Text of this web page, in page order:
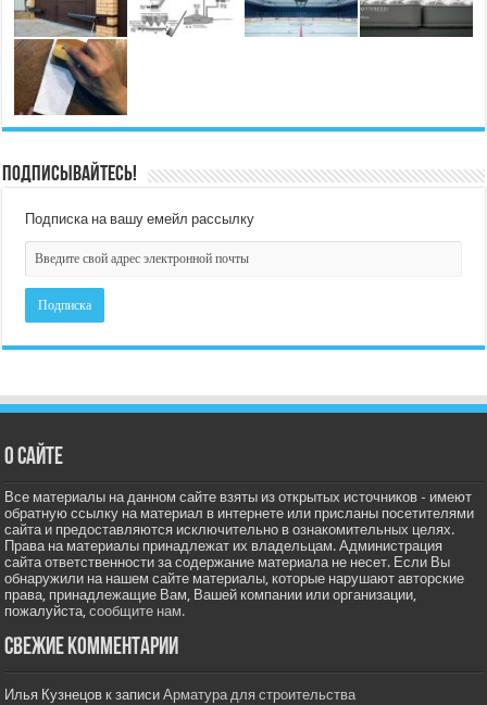
Подписывайтесь!
Подписка на вашу емейл рассылку
О сайте
Все материалы на данном сайте взяты из открытых источников - имеют
обратную ссылку на материал в интернете или присланы посетителями
сайта и предоставляются исключительно в ознакомительных целях.
Права на материалы принадлежат их владельцам. Администрация
сайта ответственности за содержание материала не несет. Если Вы
обнаружили на нашем сайте материалы, которые нарушают авторские
права, принадлежащие Вам, Вашей компании или организации,
пожалуйста,сообщите нам.
Свежие комментарии
Илья Кузнецов к записиАрматура для строительства